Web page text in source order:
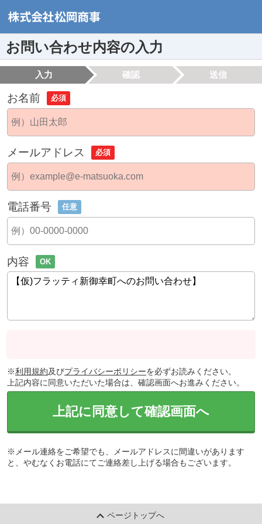
お問い合わせ内容の入力
入力 確認 送信
お名前 必須
メールアドレス 必須
電話番号 任意
内容 OK
※利用規約及びプライバシーポリシーを必ずお読みください。
上記内容に同意いただいた場合は、確認画面へお進みください。
上記に同意して確認画面へ
※メール連絡をご希望でも、メールアドレスに間違いがあります
と、やむなくお電話にてご連絡差し上げる場合もございます。
ページトップへ